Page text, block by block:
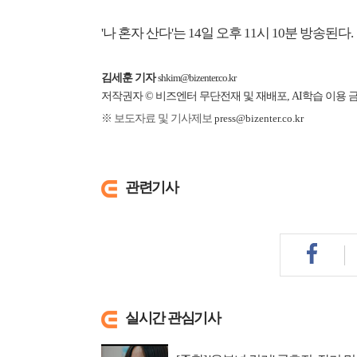
'나 혼자 산다'는 14일 오후 11시 10분 방송된다.
김세훈 기자 shkim@bizenter.co.kr
저작권자 © 비즈엔터 무단전재 및 재배포, AI학습 이용
※ 보도자료 및 기사제보 press@bizenter.co.kr
관련기사
실시간 관심기사